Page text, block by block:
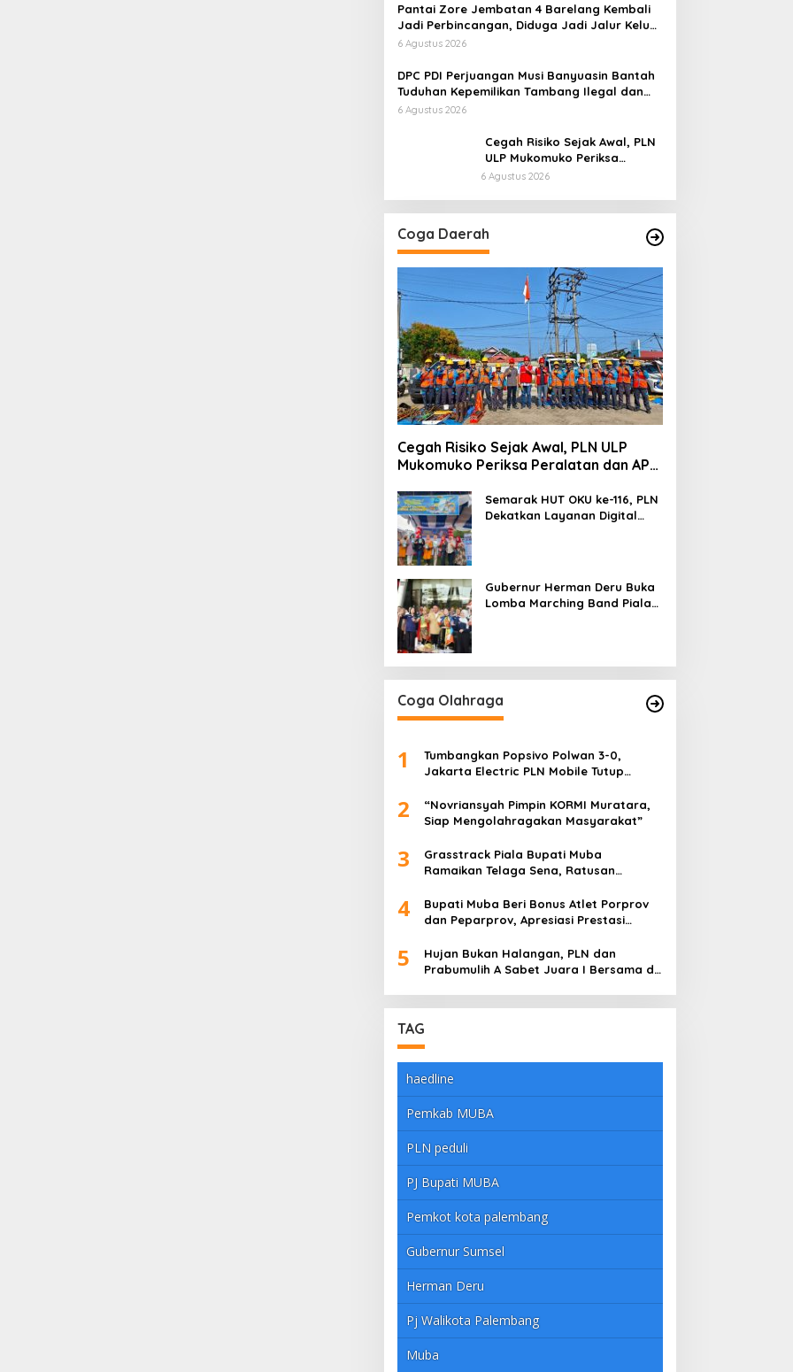
Pantai Zore Jembatan 4 Barelang Kembali
Jadi Perbincangan, Diduga Jadi Jalur Keluar
Masuk Barang Tanpa Dokumen Kepabeanan,
Diminta Mengungkap Dugaan Aktivitas di
Kawasan Pesisir
6 Agustus 2026
DPC PDI Perjuangan Musi Banyuasin Bantah
Tuduhan Kepemilikan Tambang Ilegal dan
Penyerobotan Lahan
6 Agustus 2026
Cegah Risiko Sejak Awal, PLN
ULP Mukomuko Periksa
Peralatan dan APD Petugas
6 Agustus 2026
Coga Daerah
Cegah Risiko Sejak Awal, PLN ULP
Mukomuko Periksa Peralatan dan APD
Semarak HUT OKU ke-116, PLN
Dekatkan Layanan Digital
Gubernur Herman Deru Buka
Lomba Marching Band Piala
Coga Olahraga
1
Tumbangkan Popsivo Polwan 3-0,
Jakarta Electric PLN Mobile Tutup
Meyakinkan
2
“Novriansyah Pimpin KORMI Muratara,
Siap Mengolahragakan Masyarakat”
3
Grasstrack Piala Bupati Muba
Ramaikan Telaga Sena, Ratusan
4
Bupati Muba Beri Bonus Atlet Porprov
dan Peparprov, Apresiasi Prestasi
5
Hujan Bukan Halangan, PLN dan
Prabumulih A Sabet Juara I Bersama di
TAG
haedline
Pemkab MUBA
PLN peduli
PJ Bupati MUBA
Pemkot kota palembang
Gubernur Sumsel
Herman Deru
Pj Walikota Palembang
Muba